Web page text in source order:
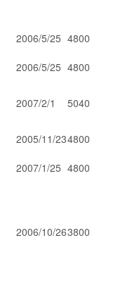
2006/5/25 4800
2006/5/25 4800
2007/2/1 5040
2005/11/234800
2007/1/25 4800
2006/10/263800